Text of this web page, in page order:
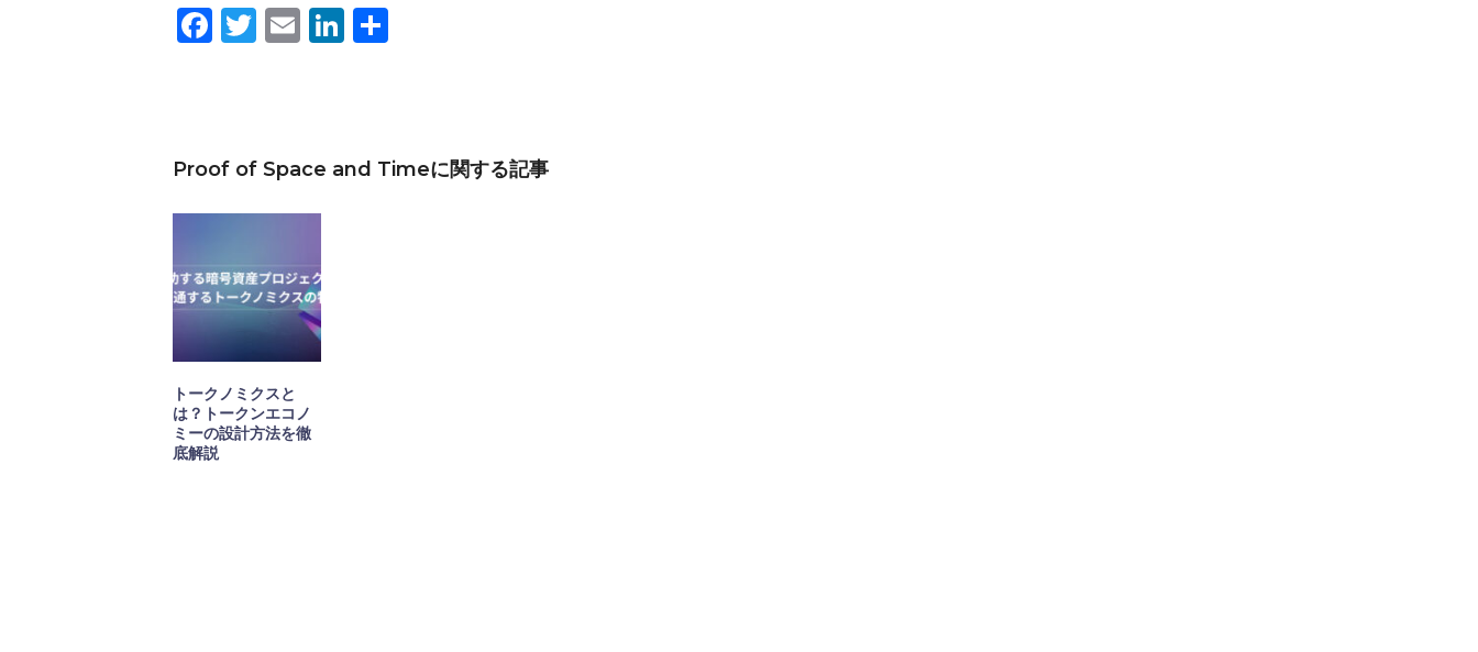
Facebook
Twitter
EmailLinkedIn
Proof of Space and Timeに関する記事
トークノミクスと
は？トークンエコノ
ミーの設計方法を徹
底解説